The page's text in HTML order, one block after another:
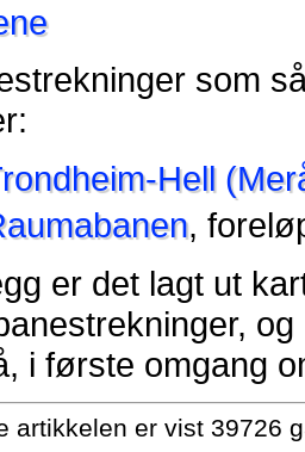
som
Hell
,
er det lagt ut
i første omgang
artikkelen er vist 39726